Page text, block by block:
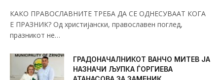
КАКО ПРАВОСЛАВНИТЕ ТРЕБА ДА СЕ ОДНЕСУВААТ КОГА
Е ПРАЗНИК? Од христијански, православен поглед,
празникот не…
ГРАДОНАЧАЛНИКОТ ВАНЧО МИТЕВ ЈА
НАЗНАЧИ ЉУПКА ЃОРГИЕВА